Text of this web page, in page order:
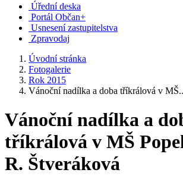
Úřední deska
Portál Občan+
Usnesení zastupitelstva
Zpravodaj
Úvodní stránka
Fotogalerie
Rok 2015
Vánoční nadílka a doba tříkrálová v
Vánoční nadílka a
tříkrálová v MŠ
R. Štveráková